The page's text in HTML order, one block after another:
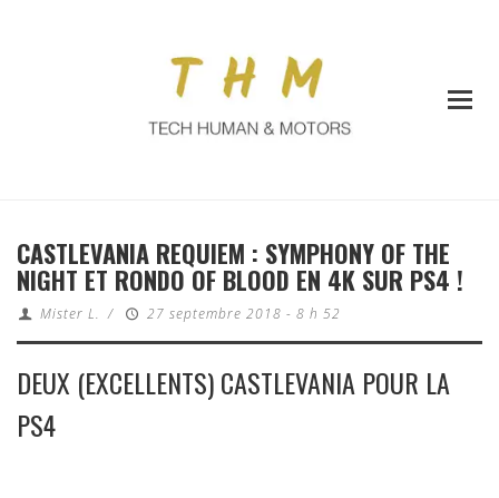
CASTLEVANIA REQUIEM : SYMPHONY OF THE
NIGHT ET RONDO OF BLOOD EN 4K SUR PS4 !
Mister L. / 27 septembre 2018 - 8 h 52
DEUX (EXCELLENTS) CASTLEVANIA POUR LA
PS4